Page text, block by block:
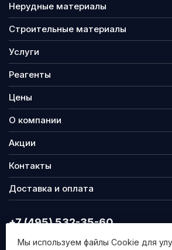
Нерудные материалы
Строительные материалы
Услуги
Реагенты
Цены
О компании
Акции
Контакты
Доставка и оплата
+7 (495) 532-35-60
info@nsmgr.ru
Мы используем файлы Cookie для